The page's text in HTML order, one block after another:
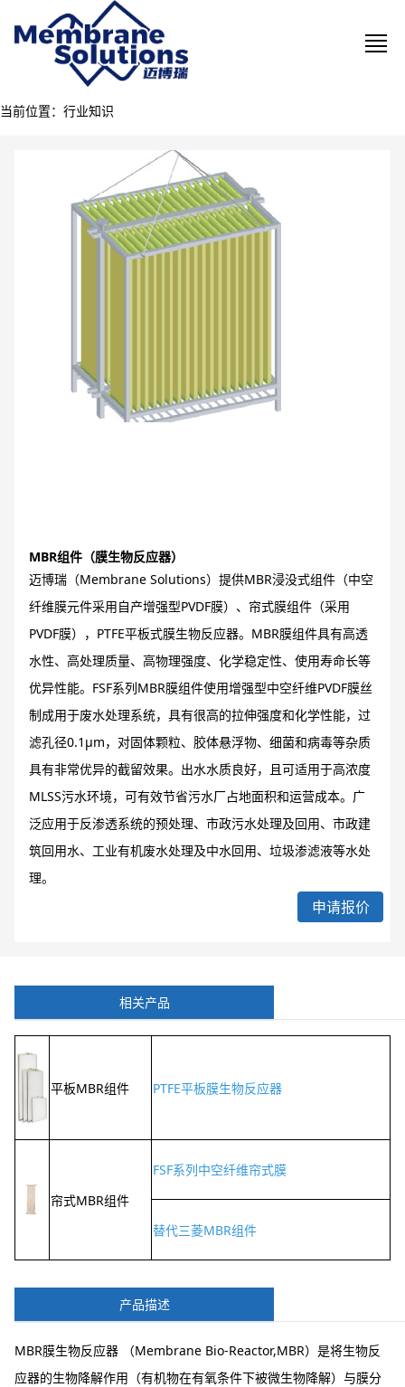
当前位置： 行业知识
MBR组件（膜生物反应器）
迈博瑞（Membrane Solutions）提供MBR浸没式组件（中空
纤维膜元件采用自产增强型PVDF膜）、帘式膜组件（采用
PVDF膜），PTFE平板式膜生物反应器。MBR膜组件具有高透
水性、高处理质量、高物理强度、化学稳定性、使用寿命长等
优异性能。FSF系列MBR膜组件使用增强型中空纤维PVDF膜丝
制成用于废水处理系统，具有很高的拉伸强度和化学性能，过
滤孔径0.1μm，对固体颗粒、胶体悬浮物、细菌和病毒等杂质
具有非常优异的截留效果。出水水质良好，且可适用于高浓度
MLSS污水环境，可有效节省污水厂占地面积和运营成本。广
泛应用于反渗透系统的预处理、市政污水处理及回用、市政建
筑回用水、工业有机废水处理及中水回用、垃圾渗滤液等水处
理。
申请报价
相关产品
平板MBR组件 PTFE平板膜生物反应器
帘式MBR组件
FSF系列中空纤维帘式膜
替代三菱MBR组件
产品描述
MBR膜生物反应器 （Membrane Bio-Reactor,MBR）是将生物反
应器的生物降解作用（有机物在有氧条件下被微生物降解）与膜分